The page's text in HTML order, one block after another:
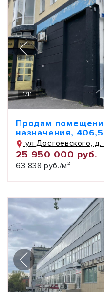
1/11
Продам
назначения,
ул Достоевского, д.
25 950 000 руб.
63 838 руб./м²